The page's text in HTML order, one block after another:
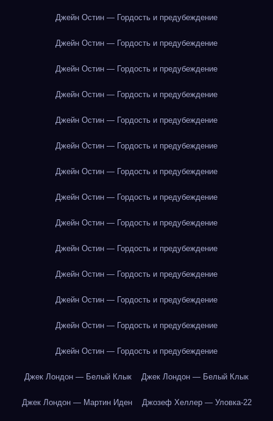
Джейн Остин — Гордость и предубеждение
Джейн Остин — Гордость и предубеждение
Джейн Остин — Гордость и предубеждение
Джейн Остин — Гордость и предубеждение
Джейн Остин — Гордость и предубеждение
Джейн Остин — Гордость и предубеждение
Джейн Остин — Гордость и предубеждение
Джейн Остин — Гордость и предубеждение
Джейн Остин — Гордость и предубеждение
Джейн Остин — Гордость и предубеждение
Джейн Остин — Гордость и предубеждение
Джейн Остин — Гордость и предубеждение
Джейн Остин — Гордость и предубеждение
Джейн Остин — Гордость и предубеждение
Джек Лондон — Белый Клык Джек Лондон — Белый Клык
Джек Лондон — Мартин Иден Джозеф Хеллер — Уловка-22